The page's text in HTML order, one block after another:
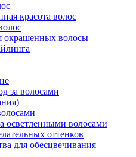
красота волос
окрашенных волосы
за волосами
осветленными волосами
оттенков
для обесцвечивания